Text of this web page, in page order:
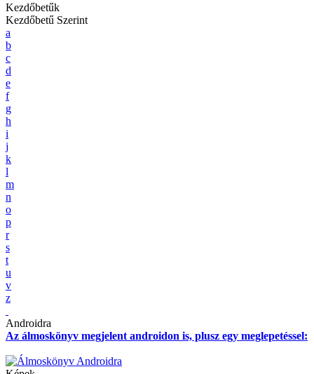
Kezdőbetűk
Kezdőbetű Szerint
a
b
c
d
e
f
g
h
i
j
k
l
m
n
o
p
r
s
t
u
v
z
Androidra
Az álmoskönyv megjelent androidon is, plusz egy meglepetéssel: